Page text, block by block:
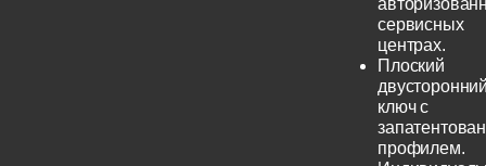
сервисных
центрах.
Плоский
ключ с
профилем.